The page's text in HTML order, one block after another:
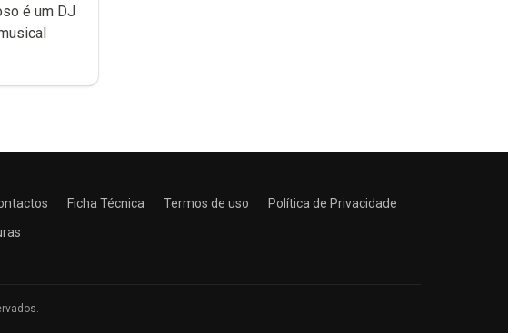
é um DJ
Ficha Técnica Termos de uso
Política de Privacidade